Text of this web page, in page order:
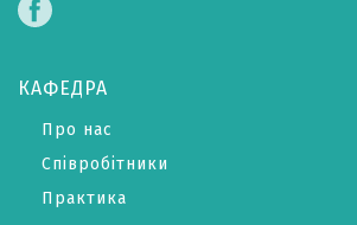
КАФЕДРА
Про нас
Співробітники
Практика